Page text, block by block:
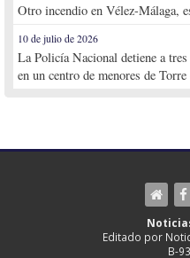
Otro incendio en Vélez-Málaga,
10 de julio de 2026
La Policía Nacional detiene a
en un centro de menores de
Editado por
B-